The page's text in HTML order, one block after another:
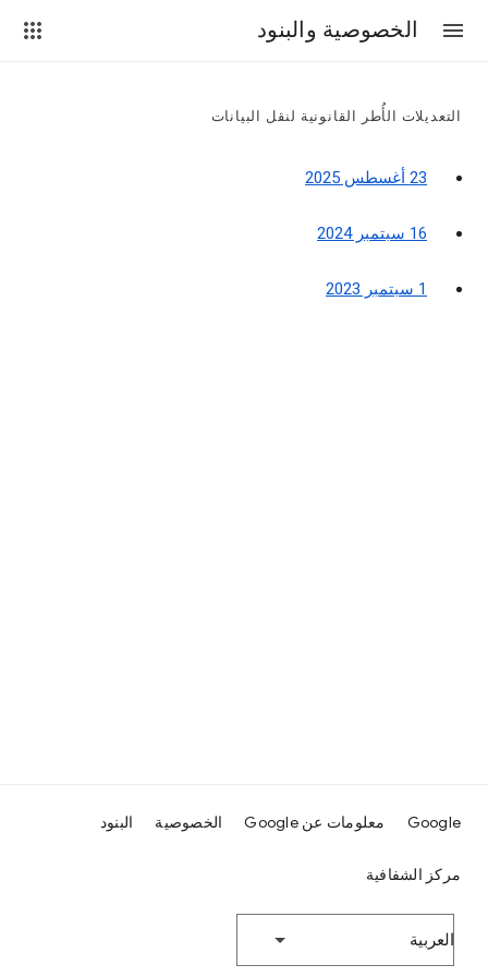
الخصوصية والبنود
التعديلات الأُطر القانونية لنقل البيانات
23 أغسطس 2025
16 سبتمبر 2024
1 سبتمبر 2023
Google معلومات عن Google الخصوصية البنود
مركز الشفافية
‫العربية‬